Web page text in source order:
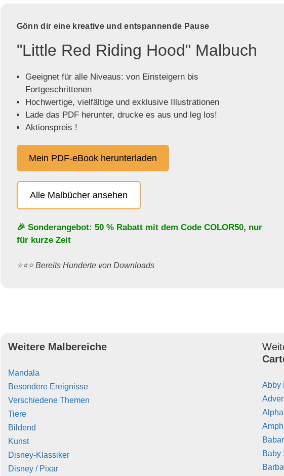
Gönn dir eine kreative und entspannende Pause
"Little Red Riding Hood" Malbuch
Geeignet für alle Niveaus: von Einsteigern bis
Fortgeschrittenen
Hochwertige, vielfältige und exklusive Illustrationen
Lade das PDF herunter, drucke es aus und leg los!
Aktionspreis !
Mein PDF-eBook herunterladen
Alle Malbücher ansehen
🎉 Sonderangebot: 50 % Rabatt mit dem Code COLOR50, nur
für kurze Zeit
⭐️⭐️⭐️ Bereits Hunderte von Downloads
Weitere Malbereiche
Mandala
Besondere Ereignisse
Verschiedene Themen
Tiere
Bildend
Kunst
Disney-Klassiker
Disney / Pixar
Abby
Babar
Baby